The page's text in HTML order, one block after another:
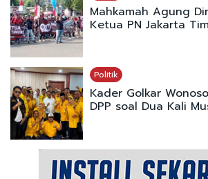
Mahkamah Agung
Ketua PN Jakarta
Politik
Kader Golkar
DPP soal Dua Kali